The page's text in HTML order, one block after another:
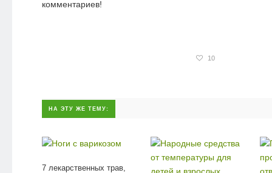
комментариев!
10
НА ЭТУ ЖЕ ТЕМУ:
7 лекарственных трав,